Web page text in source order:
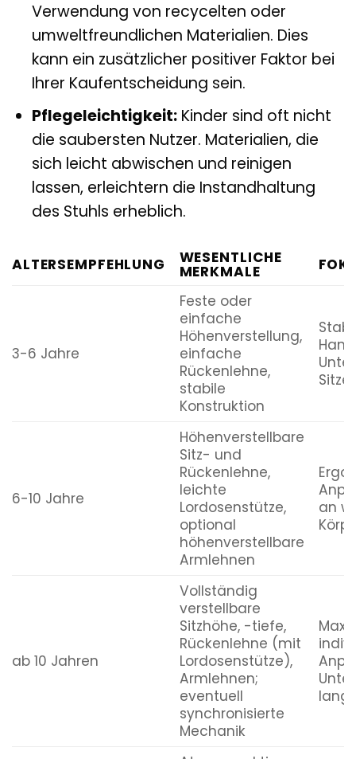
Verwendung von recycelten oder
umweltfreundlichen Materialien. Dies
kann ein zusätzlicher positiver Faktor bei
Ihrer Kaufentscheidung sein.
Pflegeleichtigkeit:Kinder sind oft nicht
die saubersten Nutzer. Materialien, die
sich leicht abwischen und reinigen
lassen, erleichtern die Instandhaltung
des Stuhls erheblich.
ALTERSEMPFEHLUNG WESENTLICHE
MERKMALE
3-6 Jahre
Feste oder
einfache
Höhenverstellung,
einfache
Rückenlehne,
stabile
Konstruktion
6-10 Jahre
Höhenverstellbare
Sitz- und
Rückenlehne,
leichte
Lordosenstütze,
optional
höhenverstellbare
Armlehnen
an
ab 10 Jahren
Vollständig
verstellbare
Sitzhöhe, -tiefe,
Rückenlehne (mit
Lordosenstütze),
Armlehnen;
eventuell
synchronisierte
Mechanik